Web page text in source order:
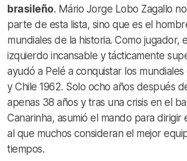
brasileño. Mário Jorge Lobo Zagallo
parte de esta lista, sino que es el
mundiales de la historia. Como jugador,
izquierdo incansable y tácticamente
ayudó a Pelé a conquistar los mundiales
y Chile 1962. Solo ocho años después
apenas 38 años y tras una crisis en el
Canarinha, asumió el mando para dirigir
al que muchos consideran el mejor
tiempos.